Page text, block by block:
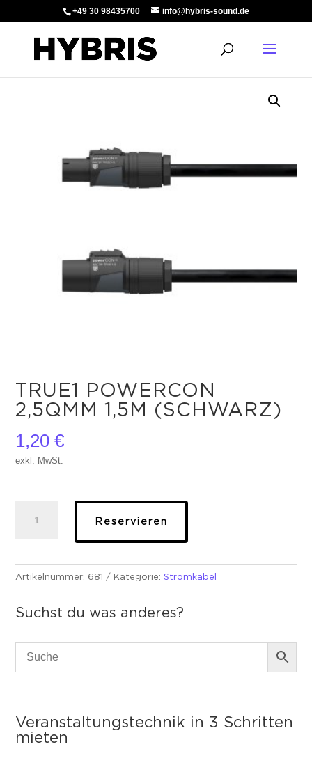
+49 30 98435700 info@hybris-sound.de
TRUE1 POWERCON
2,5QMM 1,5M (SCHWARZ)
1,20€
exkl. MwSt.
Powercon
(schwarz)
Reservieren
Artikelnummer: 681 Kategorie:Stromkabel
Suchst du was anderes?
Veranstaltungstechnik in 3 Schritten
mieten